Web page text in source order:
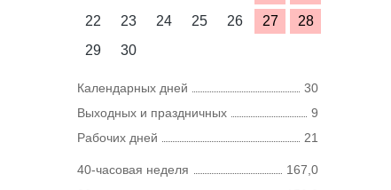
22
23 24 25 26 27
28
29
30
Календарных дней
30
Выходных и праздничных
9
Рабочих дней
21
40-часовая неделя
167,0